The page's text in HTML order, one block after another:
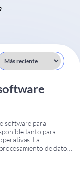
software para
tanto para
La
de datos
en los